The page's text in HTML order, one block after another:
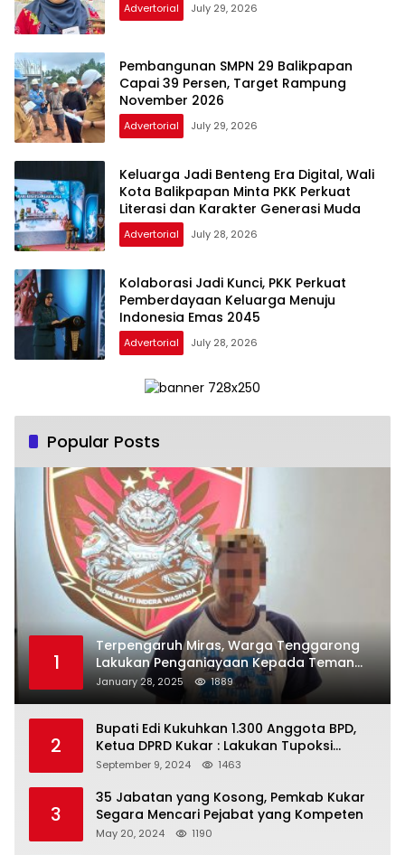
Advertorial July 29, 2026
Pembangunan SMPN 29 Balikpapan
Capai 39 Persen, Target Rampung
November 2026
Advertorial July 29, 2026
Keluarga Jadi Benteng Era Digital, Wali
Kota Balikpapan Minta PKK Perkuat
Literasi dan Karakter Generasi Muda
Advertorial July 28, 2026
Kolaborasi Jadi Kunci, PKK Perkuat
Pemberdayaan Keluarga Menuju
Indonesia Emas 2045
Advertorial July 28, 2026
Popular Posts
1
Terpengaruh Miras, Warga Tenggarong
Lakukan Penganiayaan Kepada Teman
Sendiri
January 28, 2025 1889
2
Bupati Edi Kukuhkan 1.300 Anggota BPD,
Ketua DPRD Kukar : Lakukan Tupoksi
Dengan Baik Untuk Wujudkan
September 9, 2024 1463
3
35 Jabatan yang Kosong, Pemkab Kukar
Segara Mencari Pejabat yang Kompeten
May 20, 2024 1190